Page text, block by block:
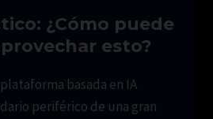
¿Cómo puede
esto?
basada en IA
periférico de una gran